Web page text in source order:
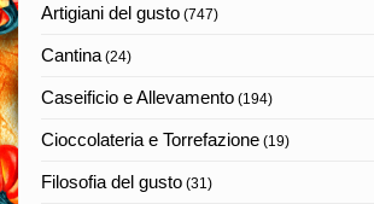
Artigiani del gusto (747)
Cantina(24)
Caseificio e Allevamento (194)
Cioccolateria e Torrefazione (19)
Filosofia del gusto (31)